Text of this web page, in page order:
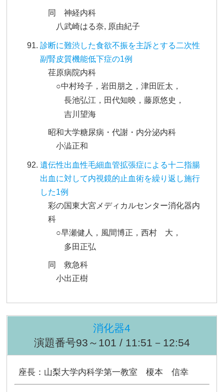
同 神経内科
八武崎はる奈, 原由紀子
診断に難渋した食欲不振を主訴とする二次性
副腎皮質機能低下症の1例
荏原病院内科
○中村玲子，岩田朋之，津田匠太，
長池弘江，田代知映，藤原悠史，
吉川望海
昭和大学糖尿病・代謝・内分泌内科
小澁正和
遺伝性出血性毛細血管拡張症による十二指腸
出血に対して内視鏡的止血術を繰り返し施行
した1例
彩の国東大宮メディカルセンター消化器内
科
○早瀬健人，風間博正，西村 大，
多田正弘
同 救急科
小出正樹
消化器4
演題番号93～101 / 11:51－12:54
座長：山梨大学内科学第一教室 榎本 信幸